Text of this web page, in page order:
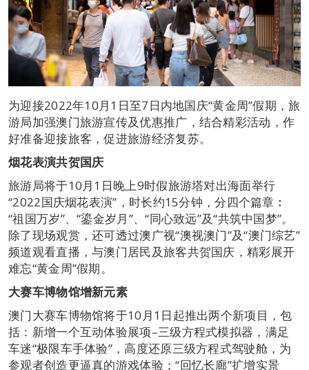
为迎接2022年10月1日至7日内地国庆“黄金周”假期，旅
游局加强澳门旅游宣传及优惠推广，结合精彩活动，作
好准备迎接旅客，促进旅游经济复苏。
烟花表演共贺国庆
旅游局将于10月1日晚上9时假旅游塔对出海面举行
“2022国庆烟花表演”，时长约15分钟，分四个篇章︰
“祖国万岁”、“鎏金岁月”、“同心致远”及“共筑中国梦”。
除了现场观赏，还可透过澳广视“澳视澳门”及“澳门综艺”
频道观看直播，与澳门居民及旅客共贺国庆，精彩展开
难忘“黄金周”假期。
大赛车博物馆增新元素
澳门大赛车博物馆将于10月1日起推出两个新项目，包
括：新增一个互动体验展项–三级方程式模拟器，满足
车迷“极限车手体验”，高度还原三级方程式驾驶舱，为
参观者创造更逼真的游戏体验；“回忆长廊”扩增实景